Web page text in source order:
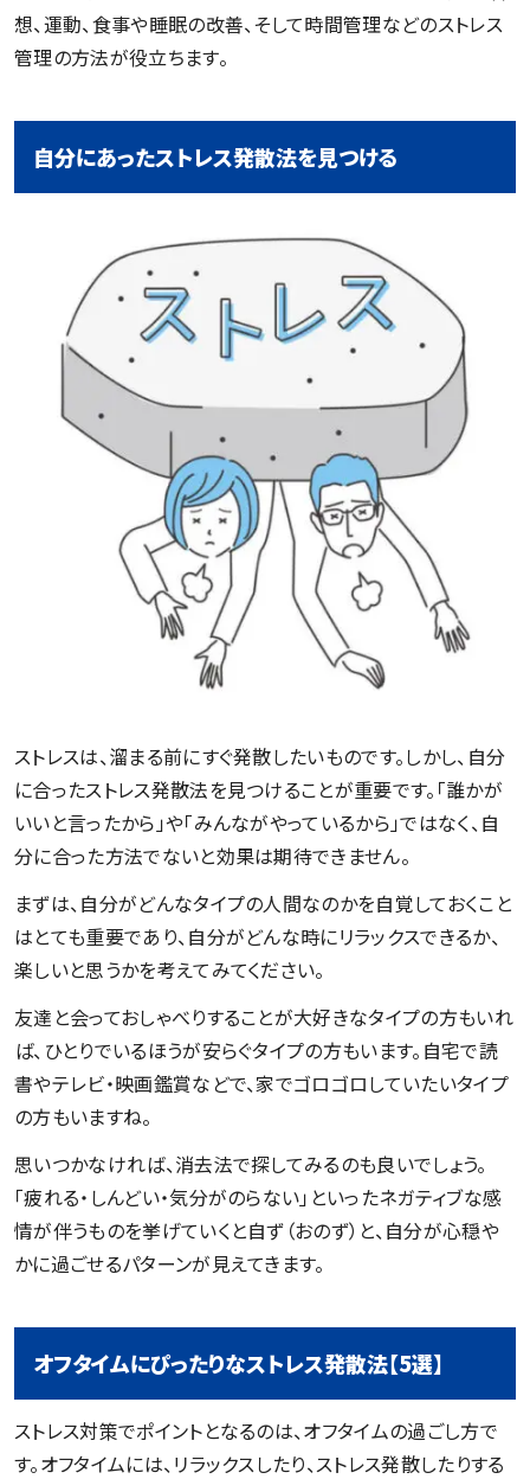
想、運動、食事や睡眠の改善、そして時間管理などのストレス
管理の方法が役立ちます。
自分にあったストレス発散法を見つける
ストレスは、溜まる前にすぐ発散したいものです。しかし、自分
に合ったストレス発散法を見つけることが重要です。「誰かが
いいと言ったから」や「みんながやっているから」ではなく、自
分に合った方法でないと効果は期待できません。
まずは、自分がどんなタイプの人間なのかを自覚しておくこと
はとても重要であり、自分がどんな時にリラックスできるか、
楽しいと思うかを考えてみてください。
友達と会っておしゃべりすることが大好きなタイプの方もいれ
ば、ひとりでいるほうが安らぐタイプの方もいます。自宅で読
書やテレビ・映画鑑賞などで、家でゴロゴロしていたいタイプ
の方もいますね。
思いつかなければ、消去法で探してみるのも良いでしょう。
「疲れる・しんどい・気分がのらない」といったネガティブな感
情が伴うものを挙げていくと自ず（おのず）と、自分が心穏や
かに過ごせるパターンが見えてきます。
オフタイムにぴったりなストレス発散法【5選】
ストレス対策でポイントとなるのは、オフタイムの過ごし方で
す。オフタイムには、リラックスしたり、ストレス発散したりする